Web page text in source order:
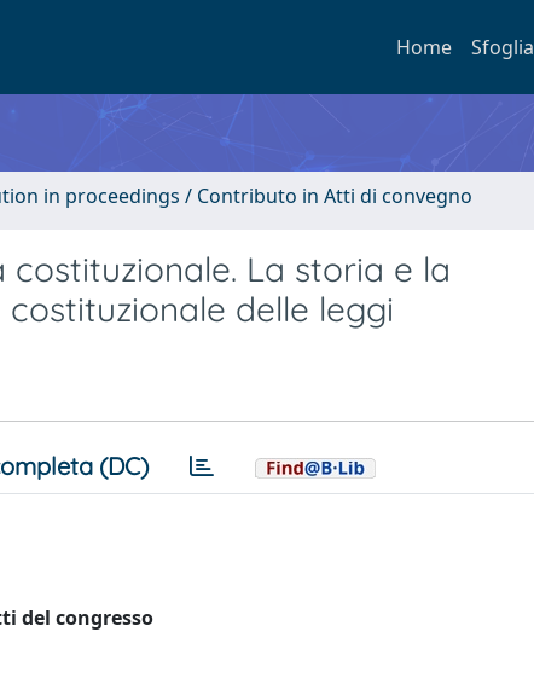
Home Sfoglia
in proceedings / Contributo in Atti di convegno
La storia e la
delle leggi
(DC)
del congresso